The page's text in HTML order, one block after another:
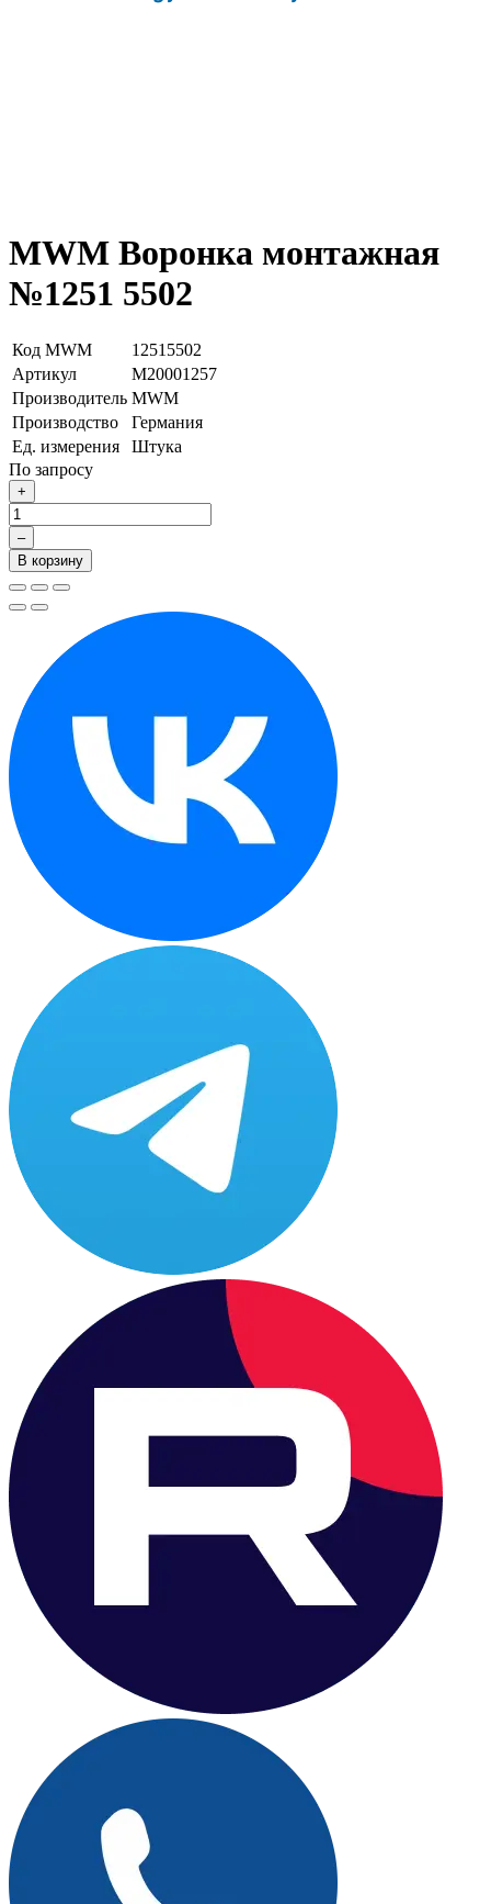
MWM Воронка монтажная
№1251 5502
Код MWM
12515502
Артикул
М20001257
Производитель MWM
Производство
Германия
Ед. измерения
Штука
По запросу
+
–
В корзину